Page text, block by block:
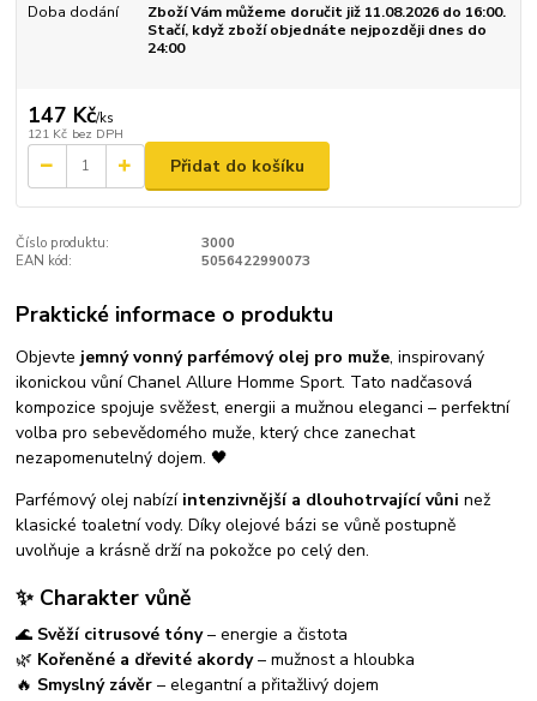
Doba dodání
Zboží Vám můžeme doručit již 11.08.2026 do 16:00.
Stačí, když zboží objednáte nejpozději dnes do
24:00
147 Kč/ks
121 Kč bez DPH
Přidat do košíku
Číslo produktu:
3000
EAN kód:
5056422990073
Praktické informace o produktu
Objevte jemný vonný parfémový olej pro muže, inspirovaný
ikonickou vůní Chanel Allure Homme Sport. Tato nadčasová
kompozice spojuje svěžest, energii a mužnou eleganci – perfektní
volba pro sebevědomého muže, který chce zanechat
nezapomenutelný dojem. 🖤
Parfémový olej nabízí intenzivnější a dlouhotrvající vůni než
klasické toaletní vody. Díky olejové bázi se vůně postupně
uvolňuje a krásně drží na pokožce po celý den.
✨ Charakter vůně
🌊 Svěží citrusové tóny– energie a čistota
🌿 Kořeněné a dřevité akordy– mužnost a hloubka
🔥 Smyslný závěr – elegantní a přitažlivý dojem